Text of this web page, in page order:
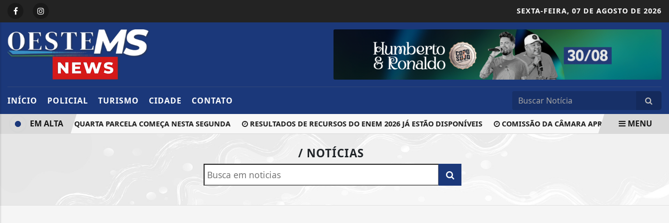
SEXTA-FEIRA, 07 DE AGOSTO DE 2026
INÍCIO POLICIAL TURISMO CIDADE CONTATO
PAGAMENTO DA QUARTA PARCELA COMEÇA NESTA SEGUNDA RESULTADOS DE RECURSOS DO ENEM 2026 JÁ ESTÃO DISPONÍVEIS COMISSÃO DA CÂMARA APROVA PEC QUE CRIA
EM ALTA MENU
/ NOTÍCIAS